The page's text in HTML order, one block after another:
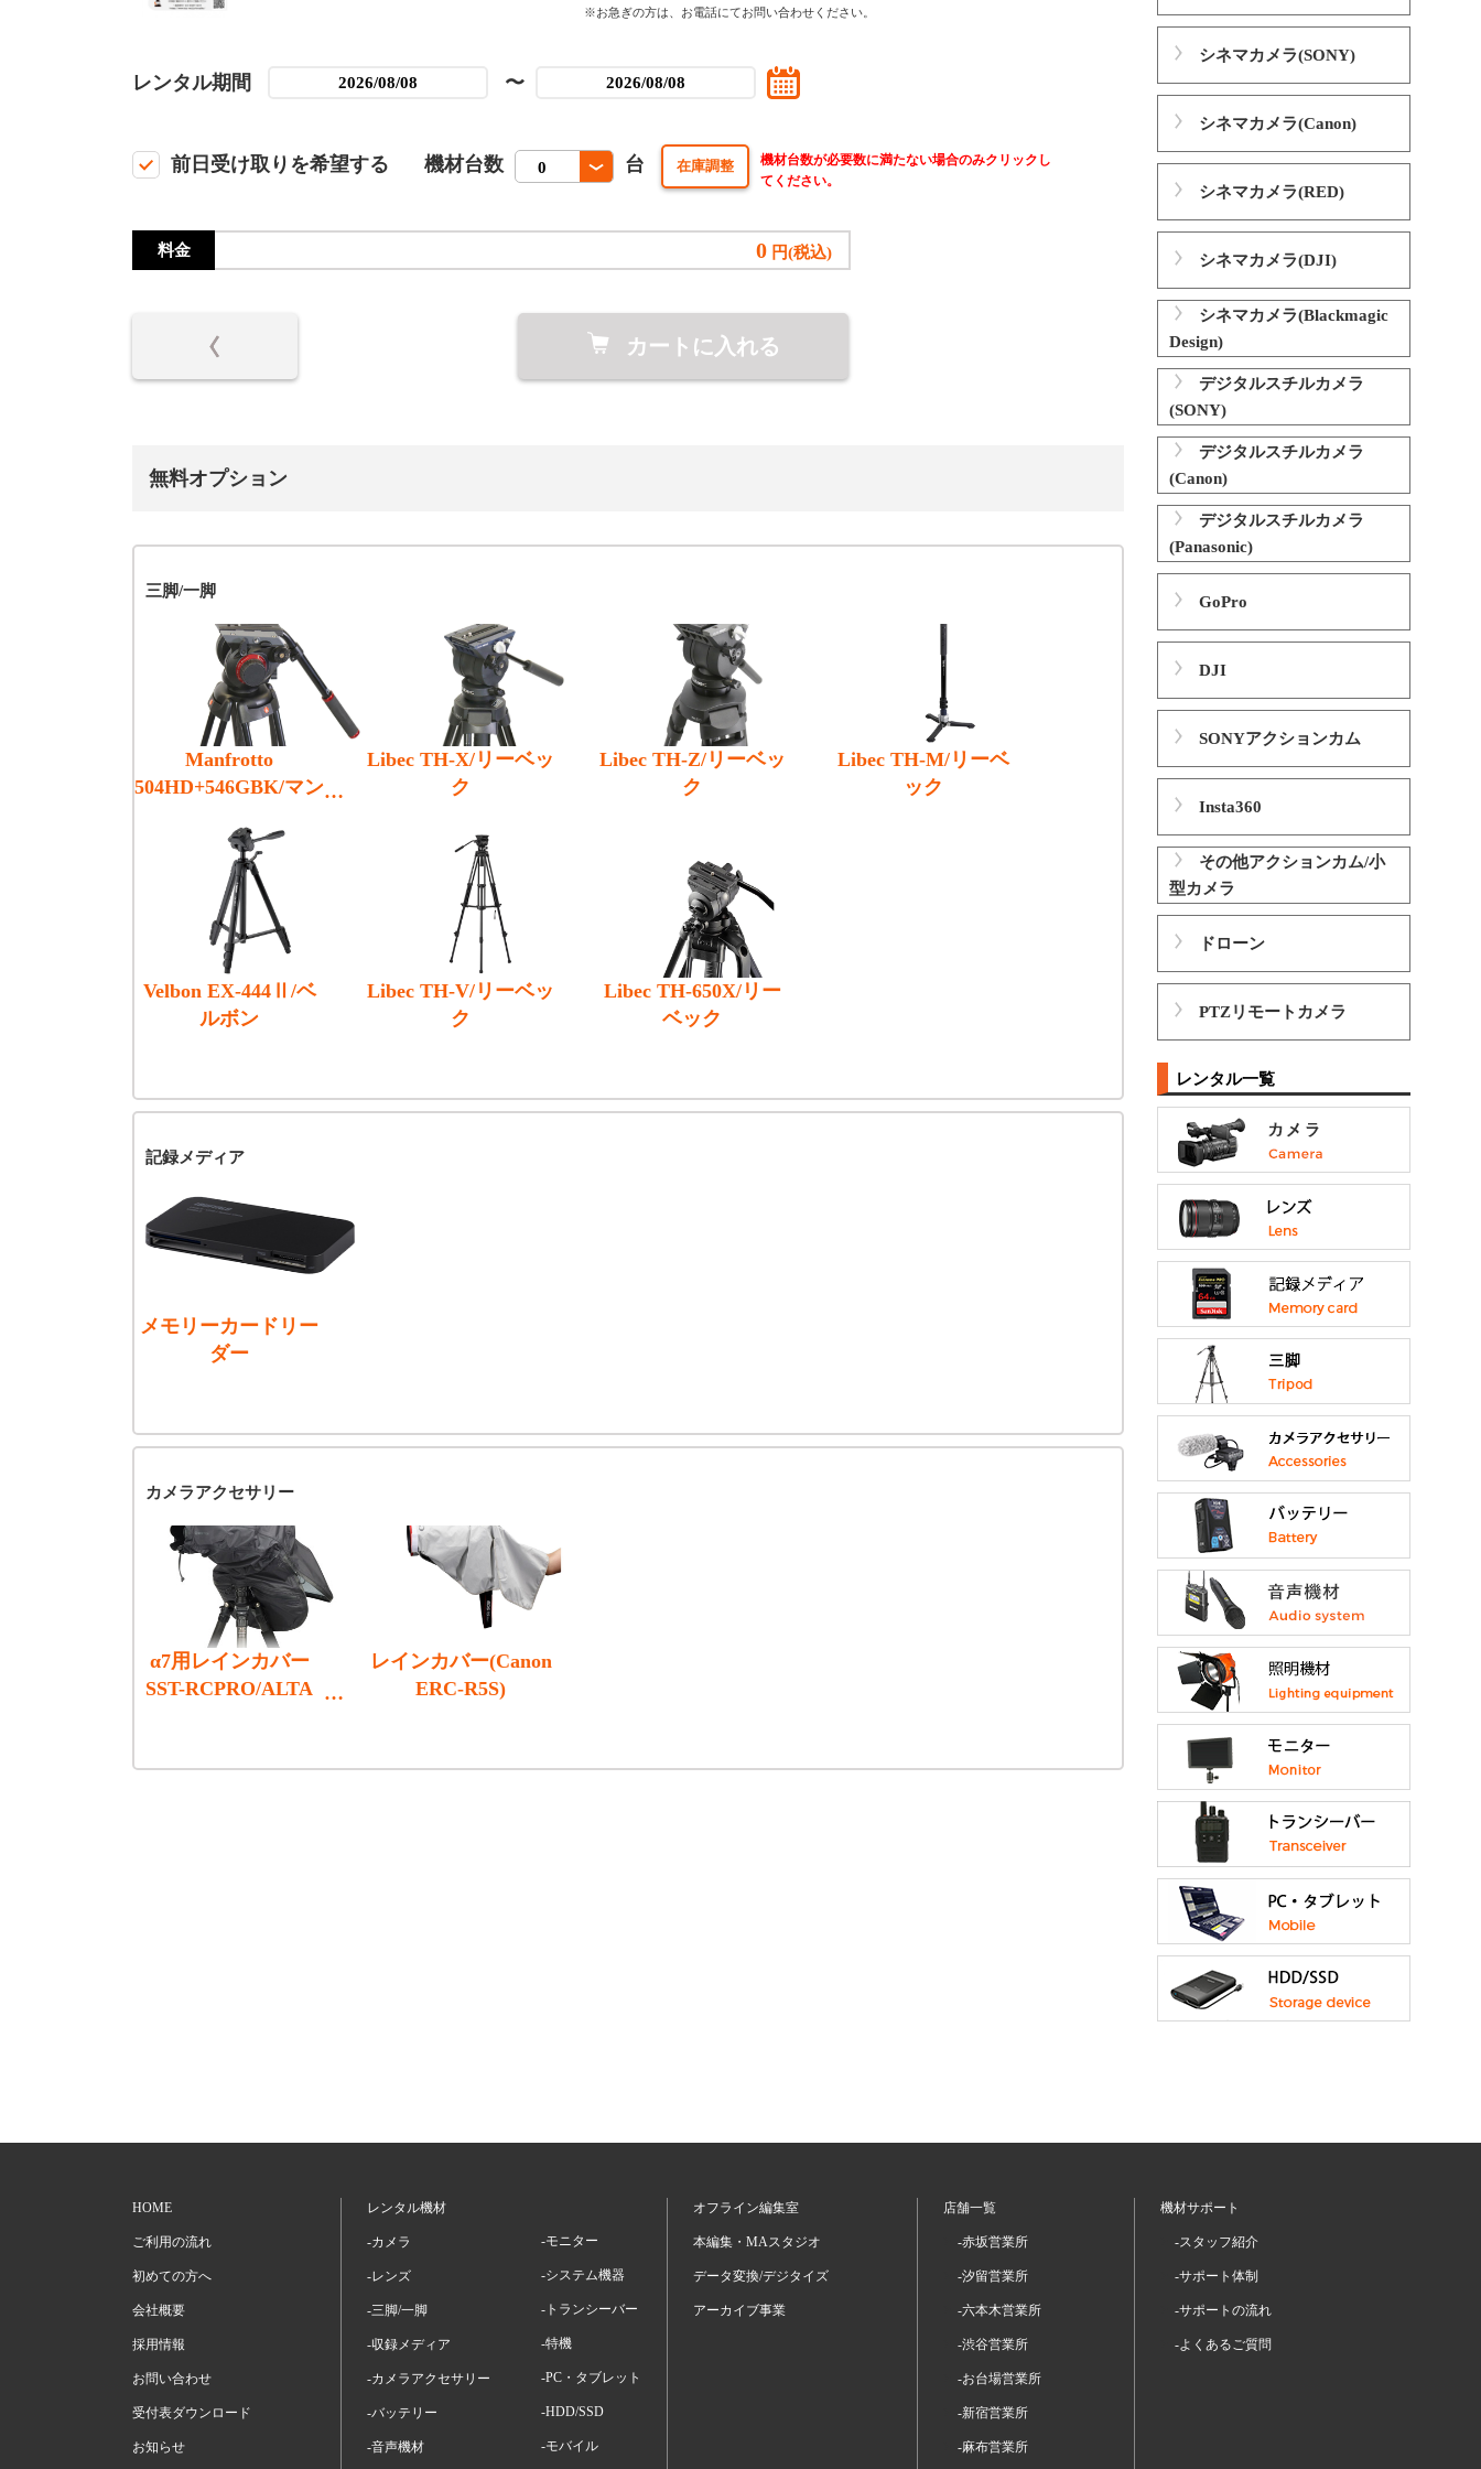
※お急ぎの方は、お電話にてお問い合わせください。
レンタル期間 〜
前日受け取りを希望する 機材台数 台
機材台数が必要数に満たない場合のみクリックし
てください。
料金 0 円(税込)
カートに入れる
無料オプション
三脚/一脚
Manfrotto
504HD+546GBK/マン
Libec TH-X/リーベッ
ク
Libec TH-Z/リーベッ
ク
Libec TH-M/リーベ
ック
Velbon EX-444Ⅱ/ベ
ルボン
Libec TH-V/リーベッ
ク
Libec TH-650X/リー
ベック
記録メディア
メモリーカードリー
ダー
カメラアクセサリー
α7用レインカバー
SST-RCPRO/ALTA
レインカバー(Canon
ERC-R5S)
シネマカメラ(SONY)
シネマカメラ(Canon)
シネマカメラ(RED)
シネマカメラ(DJI)
シネマカメラ(Blackmagic
Design)
デジタルスチルカメラ
(SONY)
デジタルスチルカメラ
(Canon)
デジタルスチルカメラ
(Panasonic)
GoPro
DJI
SONYアクションカム
Insta360
その他アクションカム/小
型カメラ
ドローン
PTZリモートカメラ
レンタル一覧
HOME
ご利用の流れ
初めての方へ
会社概要
採用情報
お問い合わせ
受付表ダウンロード
お知らせ
レンタル機材
-カメラ
-レンズ
-三脚/一脚
-収録メディア
-カメラアクセサリー
-バッテリー
-音声機材
-モニター
-システム機器
-トランシーバー
-特機
-PC・タブレット
-HDD/SSD
-モバイル
オフライン編集室
本編集・MAスタジオ
データ変換/デジタイズ
アーカイブ事業
店舗一覧
-赤坂営業所
-汐留営業所
-六本木営業所
-渋谷営業所
-お台場営業所
-新宿営業所
-麻布営業所
機材サポート
-スタッフ紹介
-サポート体制
-サポートの流れ
-よくあるご質問